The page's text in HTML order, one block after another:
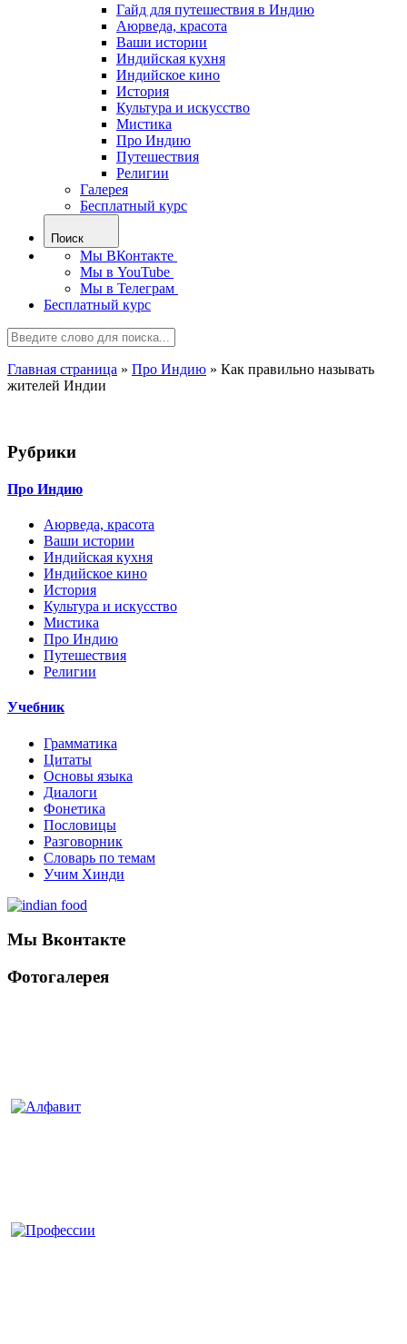
Гайд для путешествия в Индию
Аюрведа, красота
Ваши истории
Индийская кухня
Индийское кино
История
Культура и искусство
Мистика
Про Индию
Путешествия
Религии
Галерея
Бесплатный курс
Поиск
Мы ВКонтакте
Мы в YouTube
Мы в Телеграм
Бесплатный курс
Главная страница » Про Индию » Как правильно называть
жителей Индии
Рубрики
Про Индию
Аюрведа, красота
Ваши истории
Индийская кухня
Индийское кино
История
Культура и искусство
Мистика
Про Индию
Путешествия
Религии
Учебник
Грамматика
Цитаты
Основы языка
Диалоги
Фонетика
Пословицы
Разговорник
Словарь по темам
Учим Хинди
Мы Вконтакте
Фотогалерея